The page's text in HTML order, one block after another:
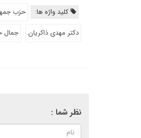
کلید واژه ها: حزب
دکتر مهدی ذاکریان
جمال
نظر شما :